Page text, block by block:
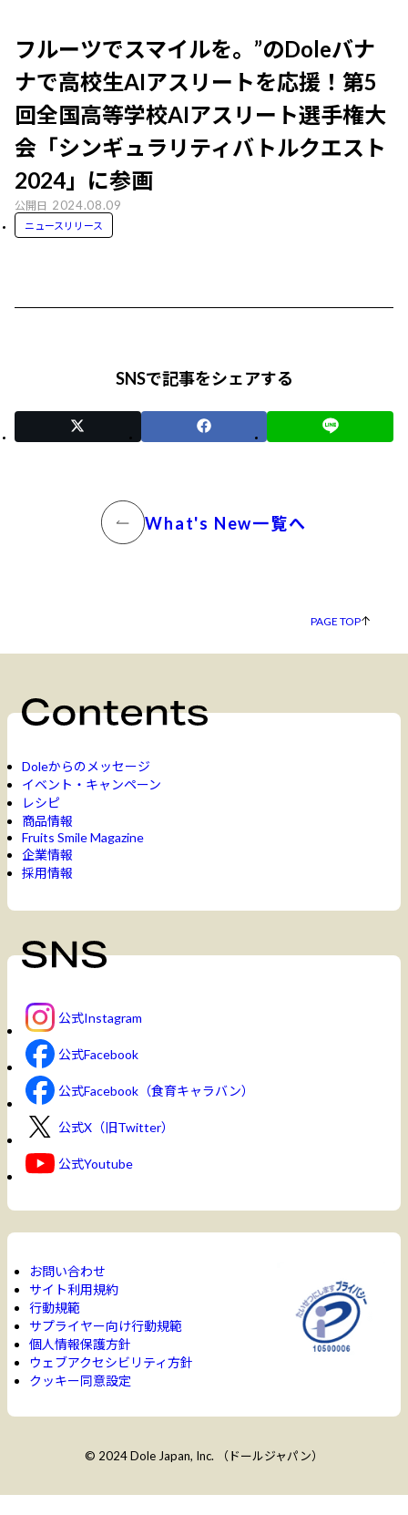
フルーツでスマイルを。”のDoleバナ
ナで高校生AIアスリートを応援！第5
回全国高等学校AIアスリート選手権大
会「シンギュラリティバトルクエスト
2024」に参画
公開日 2024.08.09
ニュースリリース
SNSで記事をシェアする
What's New一覧へ
PAGE TOP
Doleからのメッセージ
イベント・キャンペーン
レシピ
商品情報
Fruits Smile Magazine
企業情報
採用情報
公式Instagram
公式Facebook
公式Facebook（食育キャラバン）
公式X（旧Twitter）
公式Youtube
お問い合わせ
サイト利用規約
行動規範
サプライヤー向け行動規範
個人情報保護方針
ウェブアクセシビリティ方針
クッキー同意設定
© 2024 Dole Japan, Inc. （ドールジャパン）